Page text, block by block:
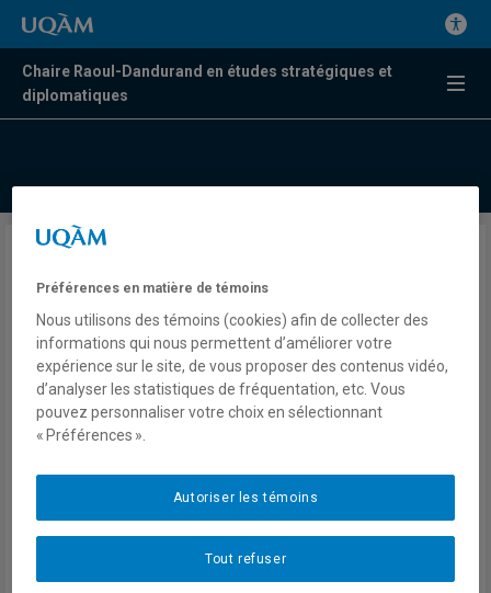
Chaire Raoul-Dandurand en études stratégiques et
diplomatiques
Guerre en Iran: un haut-placé
du gouvernement américain
claque la porte
Valérie Beaudoin
Radio
Le Québec maintenant
Lien externe
Préférences en matière de témoins
Nous utilisons des témoins (cookies) afin de collecter des
informations qui nous permettent d’améliorer votre
expérience sur le site, de vous proposer des contenus vidéo,
d’analyser les statistiques de fréquentation, etc. Vous
pouvez personnaliser votre choix en sélectionnant
« Préférences ».
Tout refuser
Autoriser les témoins